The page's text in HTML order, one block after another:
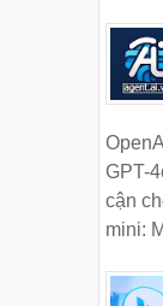
GPT-
cận
mini: